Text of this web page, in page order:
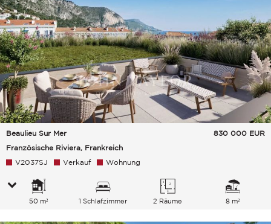
Beaulieu Sur Mer
Französische Riviera, Frankreich
830 000 EUR
V2037SJ Verkauf Wohnung
50 m² 1 Schlafzimmer 2 Räume 8 m²